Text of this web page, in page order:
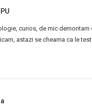
curios, de mic
astazi se cheama ca le